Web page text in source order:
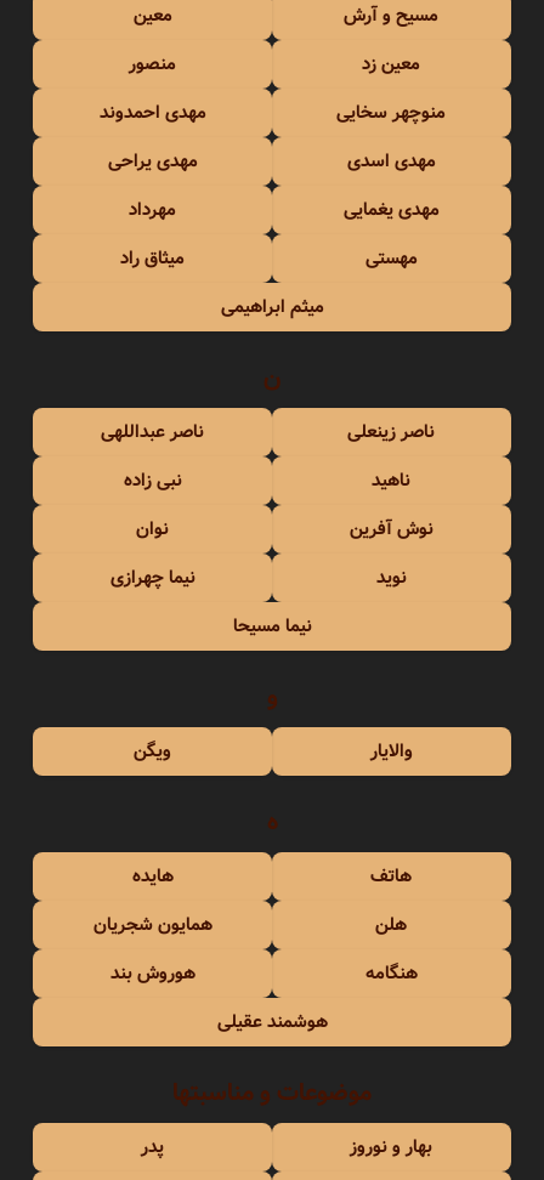
مسیح و آرش
معین
معین زد
منصور
منوچهر سخایی
مهدی احمدوند
مهدی اسدی
مهدی یراحی
مهدی یغمایی
مهرداد
مهستی
میثاق راد
میثم ابراهیمی
ن
ناصر زینعلی
ناصر عبداللهی
ناهید
نبی زاده
نوش آفرین
نوان
نوید
نیما چهرازی
نیما مسیحا
و
والایار ویگن
ه
هاتف
هایده
هلن
همایون شجریان
هنگامه
هوروش بند
هوشمند عقیلی
موضوعات و مناسبتها
بهار و نوروز پدر